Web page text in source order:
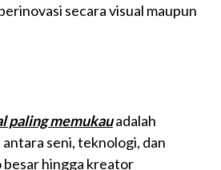
secara visual maupun
paling memukauadalah
seni, teknologi, dan
besar hingga kreator